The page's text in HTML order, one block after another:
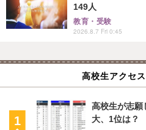
149人
教育・受験
2026.8.7 Fri 0:45
高校生アクセ
高校生が志
大、1位は？